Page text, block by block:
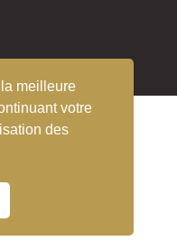
meilleure
votre
des